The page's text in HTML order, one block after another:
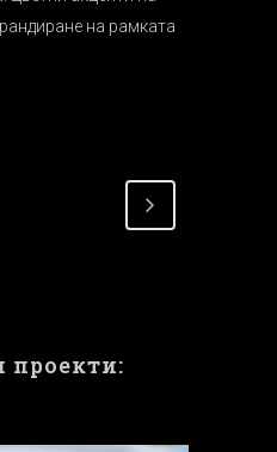
на рамката
проекти: